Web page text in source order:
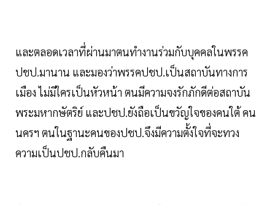
และตลอดเวลาที่ผ่านมาตนทำงานร่วมกับบุคคลในพรรค
ปชป.มานาน และมองว่าพรรคปชป.เป็นสถาบันทางการ
เมือง ไม่มีใครเป็นหัวหน้า ตนมีความจงรักภักดีต่อสถาบัน
พระมหากษัตริย์ และปชป.ยังถือเป็นขวัญใจของคนใต้ คน
นครฯ ตนในฐานะคนของปชป.จึงมีความตั้งใจที่จะทวง
ความเป็นปชป.กลับคืนมา